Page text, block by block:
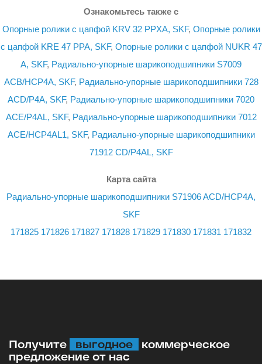
Ознакомьтесь также с
Опорные ролики с цапфой KRV 32 PPXA, SKF, Опорные ролики
с цапфой KRE 47 PPA, SKF, Опорные ролики с цапфой NUKR 47
A, SKF, Радиально-упорные шарикоподшипники S7009
ACB/HCP4A, SKF, Радиально-упорные шарикоподшипники 728
ACD/P4A, SKF, Радиально-упорные шарикоподшипники 7020
ACE/P4AL, SKF, Радиально-упорные шарикоподшипники 7012
ACE/HCP4AL1, SKF, Радиально-упорные шарикоподшипники
71912 CD/P4AL, SKF
Карта сайта
Радиально-упорные шарикоподшипники S71906 ACD/HCP4A,
SKF
171825 171826 171827 171828 171829 171830 171831 171832
Получите выгодное
коммерческое
предложение от нас